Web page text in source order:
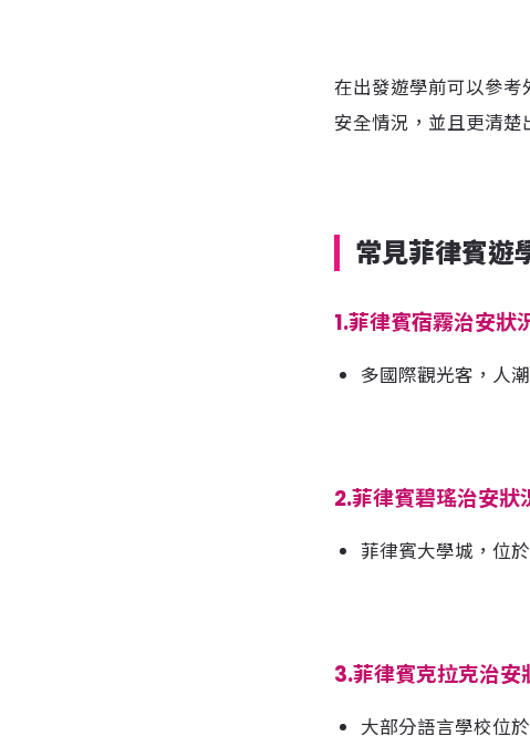
在出發遊學前可以參考
安全情況，並且更清楚
常見菲律賓遊
1.菲律賓宿霧治安狀
多國際觀光客，人
2.菲律賓碧瑤治安狀
菲律賓大學城，位
3.菲律賓克拉克治安
大部分語言學校位